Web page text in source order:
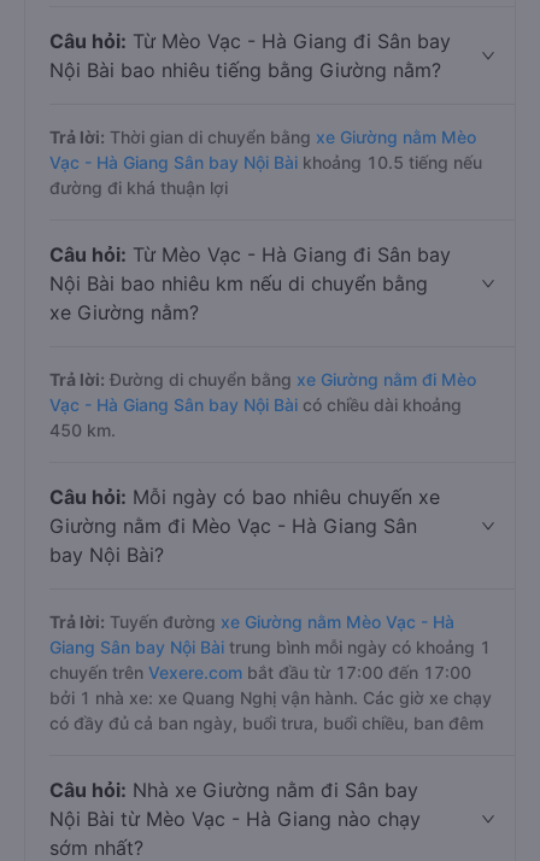
Câu hỏi: Từ Mèo Vạc - Hà Giang đi Sân bay
Nội Bài bao nhiêu tiếng bằng Giường nằm?
Trả lời: Thời gian di chuyển bằng xe Giường nằm Mèo
Vạc - Hà Giang Sân bay Nội Bài khoảng 10.5 tiếng nếu
đường đi khá thuận lợi
Câu hỏi: Từ Mèo Vạc - Hà Giang đi Sân bay
Nội Bài bao nhiêu km nếu di chuyển bằng
xe Giường nằm?
Trả lời: Đường di chuyển bằng xe Giường nằm đi Mèo
Vạc - Hà Giang Sân bay Nội Bài có chiều dài khoảng
450 km.
Câu hỏi: Mỗi ngày có bao nhiêu chuyến xe
Giường nằm đi Mèo Vạc - Hà Giang Sân
bay Nội Bài?
Trả lời: Tuyến đường xe Giường nằm Mèo Vạc - Hà
Giang Sân bay Nội Bài trung bình mỗi ngày có khoảng 1
chuyến trên Vexere.com bắt đầu từ 17:00 đến 17:00
bởi 1 nhà xe: xe Quang Nghị vận hành. Các giờ xe chạy
có đầy đủ cả ban ngày, buổi trưa, buổi chiều, ban đêm
Câu hỏi: Nhà xe Giường nằm đi Sân bay
Nội Bài từ Mèo Vạc - Hà Giang nào chạy
sớm nhất?